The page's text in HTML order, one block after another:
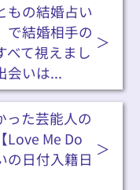
もの結婚占い
で結婚相手の
べて視えまし
会いは...
った芸能人の
Love Me Do
の日付入籍日